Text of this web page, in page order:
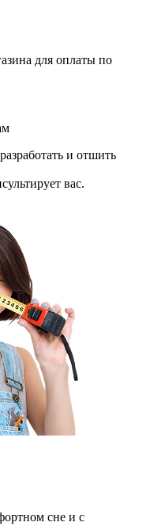
для оплаты по
и отшить
вас.
сне и с